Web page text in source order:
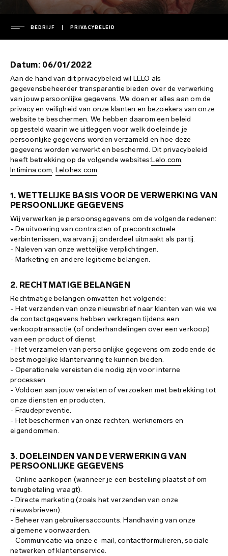
BEDRIJF PRIVACYBELEID
geleid door
persruimte
persberichten
privacybeleid
cookiebeleid
gebruiksvoorwaarden
intellectueel eigendom
ONDERSTEUNING
garantie
verlengde garantie
verzending
contact met support
regulatory compliance
opladers en afstandsbedieningen
site map
VEELGESTELDE VRAGEN
FAQ algemeen
FAQ shoppen
ENVIRONMENTAL LABELS
Italy
Datum: 06/01/2022
Aan de hand van dit privacybeleid wil LELO als
gegevensbeheerder transparantie bieden over de verwerking
van jouw persoonlijke gegevens. We doen er alles aan om de
privacy en veiligheid van onze klanten en bezoekers van onze
website te beschermen. We hebben daarom een beleid
opgesteld waarin we uitleggen voor welk doeleinde je
persoonlijke gegevens worden verzameld en hoe deze
gegevens worden verwerkt en beschermd. Dit privacybeleid
heeft betrekking op de volgende websites:Lelo.com,
Intimina.com, Lelohex.com.
1. WETTELIJKE BASIS VOOR DE VERWERKING VAN
PERSOONLIJKE GEGEVENS
Wij verwerken je persoonsgegevens om de volgende redenen:
- De uitvoering van contracten of precontractuele
verbintenissen, waarvan jij onderdeel uitmaakt als partij.
- Naleven van onze wettelijke verplichtingen.
- Marketing en andere legitieme belangen.
2. RECHTMATIGE BELANGEN
Rechtmatige belangen omvatten het volgende:
- Het verzenden van onze nieuwsbrief naar klanten van wie we
de contactgegevens hebben verkregen tijdens een
verkooptransactie (of onderhandelingen over een verkoop)
van een product of dienst.
- Het verzamelen van persoonlijke gegevens om zodoende de
best mogelijke klantervaring te kunnen bieden.
- Operationele vereisten die nodig zijn voor interne
processen.
- Voldoen aan jouw vereisten of verzoeken met betrekking tot
onze diensten en producten.
- Fraudepreventie.
- Het beschermen van onze rechten, werknemers en
eigendommen.
3. DOELEINDEN VAN DE VERWERKING VAN
PERSOONLIJKE GEGEVENS
- Online aankopen (wanneer je een bestelling plaatst of om
terugbetaling vraagt).
- Directe marketing (zoals het verzenden van onze
nieuwsbrieven).
- Beheer van gebruikersaccounts. Handhaving van onze
algemene voorwaarden.
- Communicatie via onze e-mail, contactformulieren, sociale
netwerken of klantenservice.